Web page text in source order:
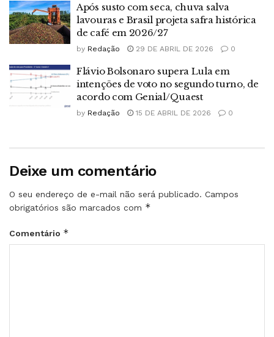
Após susto com seca, chuva salva
lavouras e Brasil projeta safra histórica
de café em 2026/27
by Redação 29 DE ABRIL DE 2026 0
Flávio Bolsonaro supera Lula em
intenções de voto no segundo turno, de
acordo com Genial/Quaest
by Redação 15 DE ABRIL DE 2026 0
Deixe um comentário
O seu endereço de e-mail não será publicado. Campos
obrigatórios são marcados com *
Comentário *